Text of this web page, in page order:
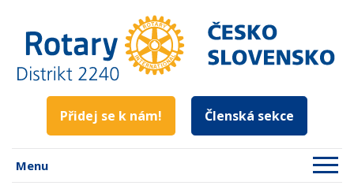
Přidej se k nám! Členská sekce
Menu